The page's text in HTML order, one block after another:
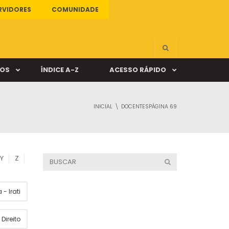
COMUNIDADE
ÍNDICE A-Z ACESSO RÁPIDO
INICIAL DOCENTESPÁGINA 69
Y Z
- Irati
Direito